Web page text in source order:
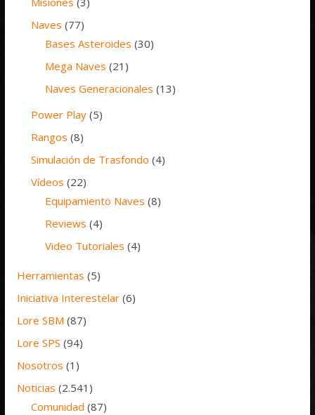
Naves (77)
Bases Asteroides (30)
Mega Naves (21)
Naves Generacionales (13)
Power Play (5)
Rangos (8)
Simulación de Trasfondo (4)
Vídeos (22)
Equipamiento Naves (8)
Reviews (4)
Video Tutoriales (4)
Herramientas (5)
Iniciativa Interestelar (6)
Lore SBM (87)
Lore SPS (94)
Nosotros (1)
Noticias (2.541)
Comunidad (87)